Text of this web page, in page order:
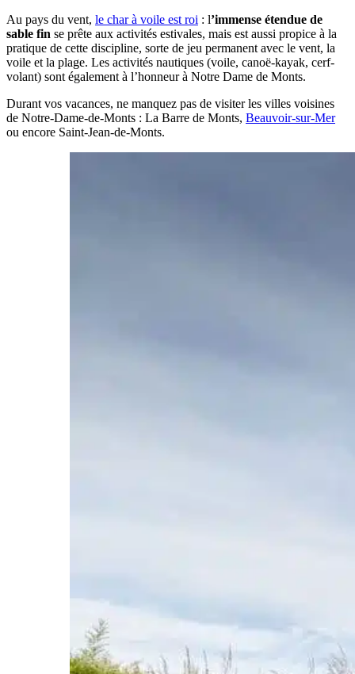
Au pays du vent, le char à voile est roi : l’immense étendue de
sable fin se prête aux activités estivales, mais est aussi propice à la
pratique de cette discipline, sorte de jeu permanent avec le vent, la
voile et la plage. Les activités nautiques (voile, canoë-kayak, cerf-
volant) sont également à l’honneur à Notre Dame de Monts.
Durant vos vacances, ne manquez pas de visiter les villes voisines
de Notre-Dame-de-Monts : La Barre de Monts, Beauvoir-sur-Mer
ou encore Saint-Jean-de-Monts.